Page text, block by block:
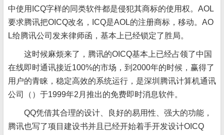
中使用ICQ字样的同类软件都是侵犯其商标的使用权。AOL
要求腾讯把OICQ改名，ICQ是AOL的注册商标，移动。AO
L给腾讯公司发来律师函，基本上已经锁定了胜局。
这时候麻烦来了，腾讯的OICQ基本上已经占领了中国
在线即时通讯接近100%的市场，到2000年的时候，赢得了
用户的青睐，稳定高效的系统运行，是深圳腾讯计算机通讯
公司（）于1999年2月推出的免费即时消息软件。
QQ凭借其合理的设计、良好的易用性、强大的功能，
腾讯也写了项目建设书并且已经开始着手开发设计OICQ